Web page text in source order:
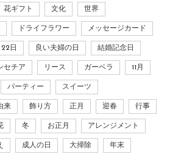
花ギフト 文化 世界
ドライフラワー メッセージカード
22日 良い夫婦の日 結婚記念日
セチア リース ガーベラ 11月
パーティー スイーツ
来 飾り方 正月 迎春 行事
冬 お正月 アレンジメント
成人の日 大掃除 年末